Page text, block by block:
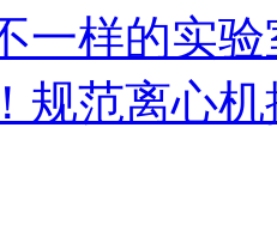
一样的实
规范离心